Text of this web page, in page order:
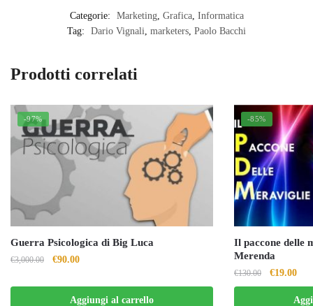
Categorie: Marketing, Grafica, Informatica
Tag:
Dario Vignali marketers Paolo Bacchi
Prodotti correlati
-97%
Guerra Psicologica di Big Luca
€3,000.00
Il
originale
€90.00Il
attuale
Aggiungi al carrello
-85%
Il paccone delle
Merenda
€130.00
Il
prezzo
originale
€19.00Il